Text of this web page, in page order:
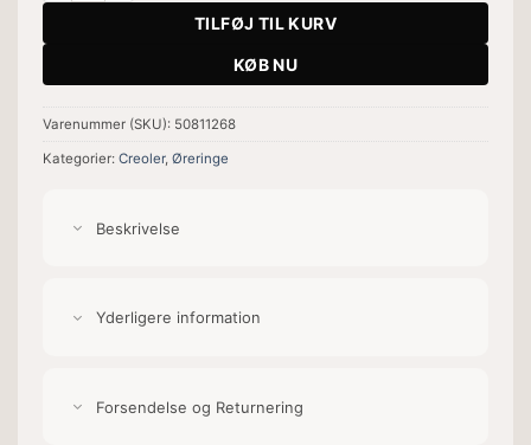
TILFØJ TIL KURV
KØB NU
Varenummer (SKU): 50811268
Kategorier: Creoler, Øreringe
Beskrivelse
Yderligere information
Forsendelse og Returnering